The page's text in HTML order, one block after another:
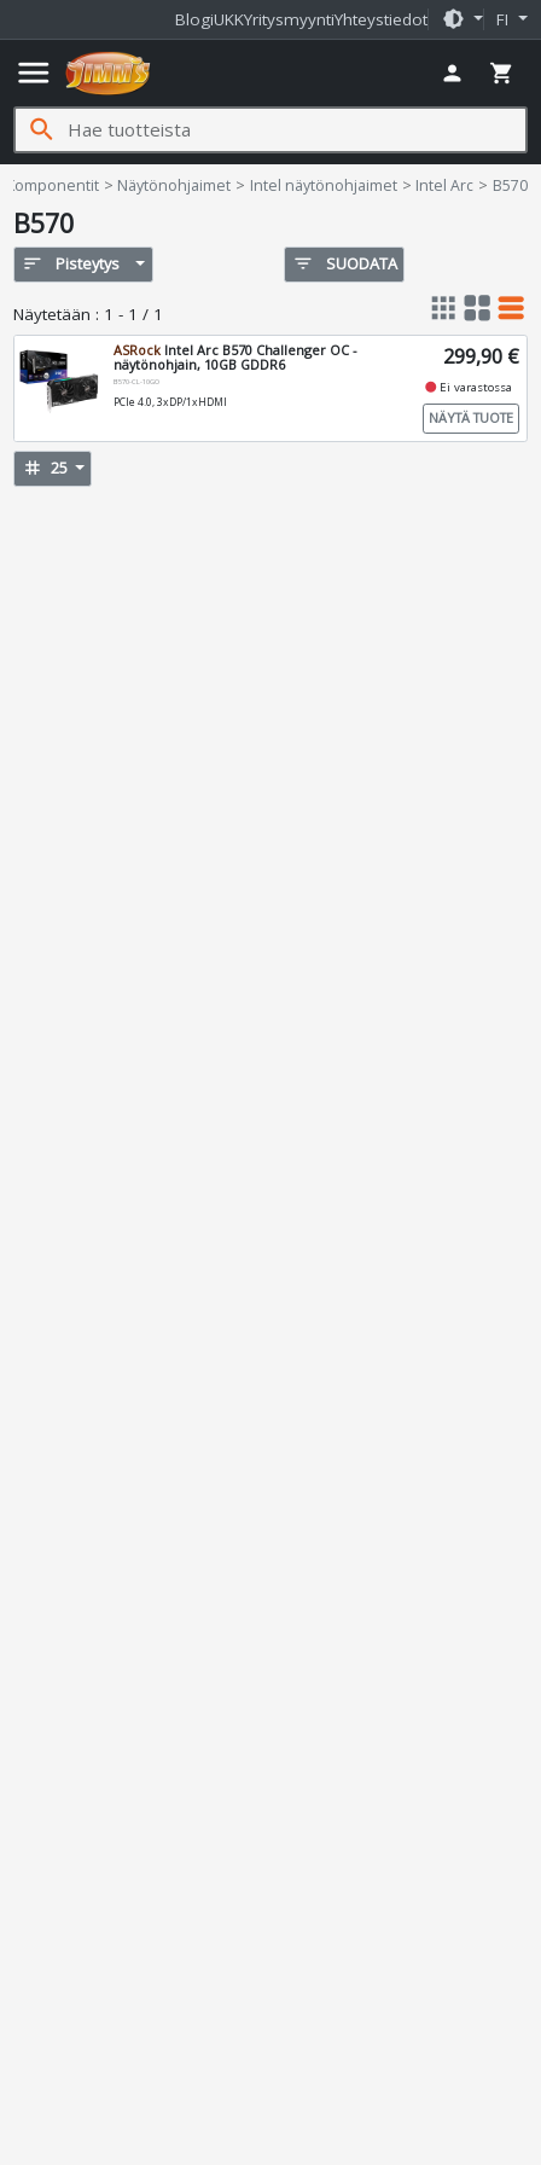
BlogiUKKYritysmyyntiYhteystiedot brightness_medium FI
menu person shopping_cart
search
Komponentit Näytönohjaimet Intel näytönohjaimet Intel Arc B570
B570
sort Pisteytys filter_list SUODATA
Näytetään : 1 - 1 / 1 apps grid_view table_rows
ASRock Intel Arc B570 Challenger OC -
näytönohjain, 10GB GDDR6
B570-CL-10GO
PCIe 4.0, 3xDP/1xHDMI
299,90 €
fiber_manual_record Ei varastossa
NÄYTÄ TUOTE
tag 25